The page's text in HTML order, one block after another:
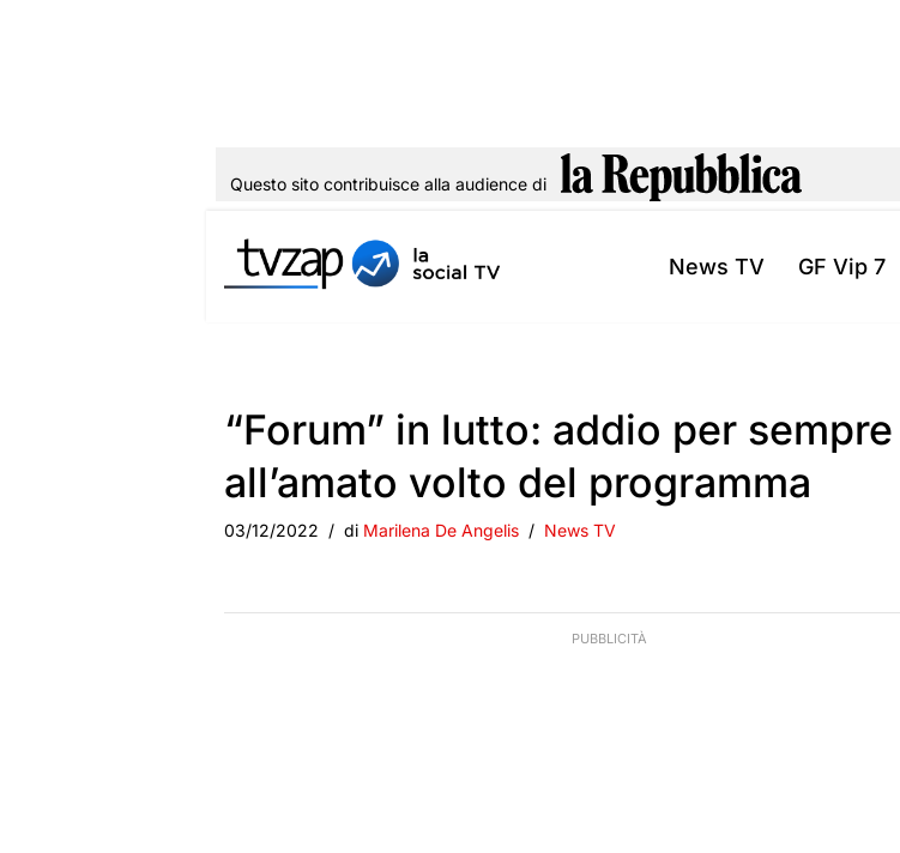
al
Questo sito contribuisce alla audience di
News TV GF Vip 7
“Forum” in lutto: addio per sempre
all’amato volto del programma
03/12/2022 di Marilena De Angelis News TV